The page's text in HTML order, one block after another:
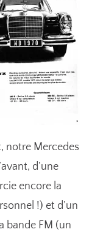
notre Mercedes
d’une
encore la
!) et d’un
bande FM (un